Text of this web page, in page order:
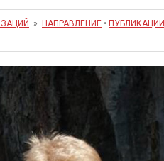
» НАПРАВЛЕНИЕ • ПУБЛИКАЦИИ